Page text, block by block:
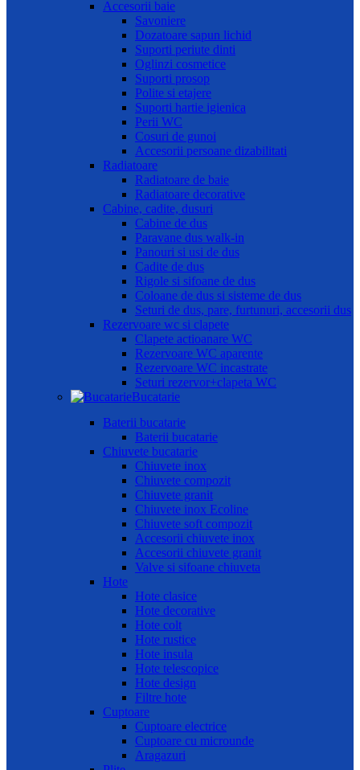
Accesorii baie
Savoniere
Dozatoare sapun lichid
Suporti periute dinti
Oglinzi cosmetice
Suporti prosop
Polite si etajere
Suporti hartie igienica
Perii WC
Cosuri de gunoi
Accesorii persoane dizabilitati
Radiatoare
Radiatoare de baie
Radiatoare decorative
Cabine, cadite, dusuri
Cabine de dus
Paravane dus walk-in
Panouri si usi de dus
Cadite de dus
Rigole si sifoane de dus
Coloane de dus si sisteme de dus
Seturi de dus, pare, furtunuri, accesorii dus
Rezervoare wc si clapete
Clapete actioanare WC
Rezervoare WC aparente
Rezervoare WC incastrate
Seturi rezervor+clapeta WC
Bucatarie
Baterii bucatarie
Baterii bucatarie
Chiuvete bucatarie
Chiuvete inox
Chiuvete compozit
Chiuvete granit
Chiuvete inox Ecoline
Chiuvete soft compozit
Accesorii chiuvete inox
Accesorii chiuvete granit
Valve si sifoane chiuveta
Hote
Hote clasice
Hote decorative
Hote colt
Hote rustice
Hote insula
Hote telescopice
Hote design
Filtre hote
Cuptoare
Cuptoare electrice
Cuptoare cu microunde
Aragazuri